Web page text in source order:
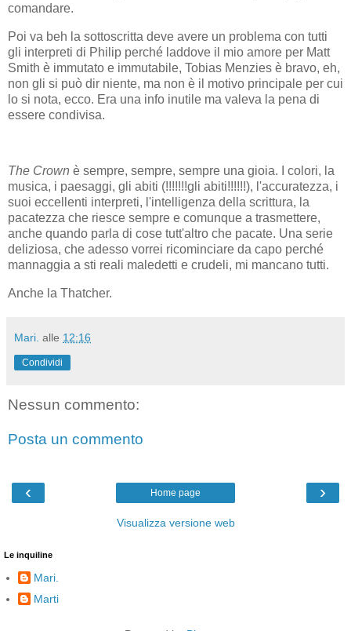
comandare.
Poi va beh la sottoscritta deve avere un problema con tutti
gli interpreti di Philip perché laddove il mio amore per Matt
Smith è immutato e immutabile, Tobias Menzies è bravo, eh,
non gli si può dir niente, ma non è il motivo principale per cui
lo si nota, ecco. Era una info inutile ma valeva la pena di
essere condivisa.
The Crown è sempre, sempre, sempre una gioia. I colori, la
musica, i paesaggi, gli abiti (!!!!!!!gli abiti!!!!!!), l'accuratezza, i
suoi eccellenti interpreti, l'intelligenza della scrittura, la
pacatezza che riesce sempre e comunque a trasmettere,
anche quando parla di cose tutt'altro che pacate. Una serie
deliziosa, che adesso vorrei ricominciare da capo perché
mannaggia a sti reali maledetti e crudeli, mi mancano tutti.
Anche la Thatcher.
Mari. alle 12:16
Condividi
Nessun commento:
Posta un commento
‹ ›
Home page
Visualizza versione web
Le inquiline
Mari.
Marti